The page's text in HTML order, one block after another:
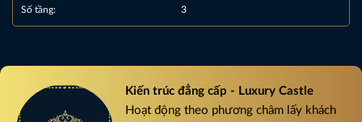
Số tầng:
3
Kiến trúc đẳng cấp - Luxury Castle
Hoạt động theo phương châm lấy khách